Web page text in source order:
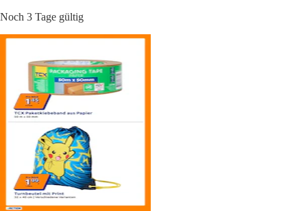
Noch 3 Tage gültig